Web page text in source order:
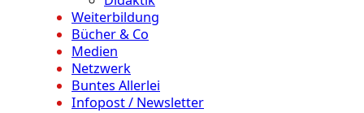
Weiterbildung
Bücher & Co
Medien
Netzwerk
Buntes Allerlei
Infopost / Newsletter